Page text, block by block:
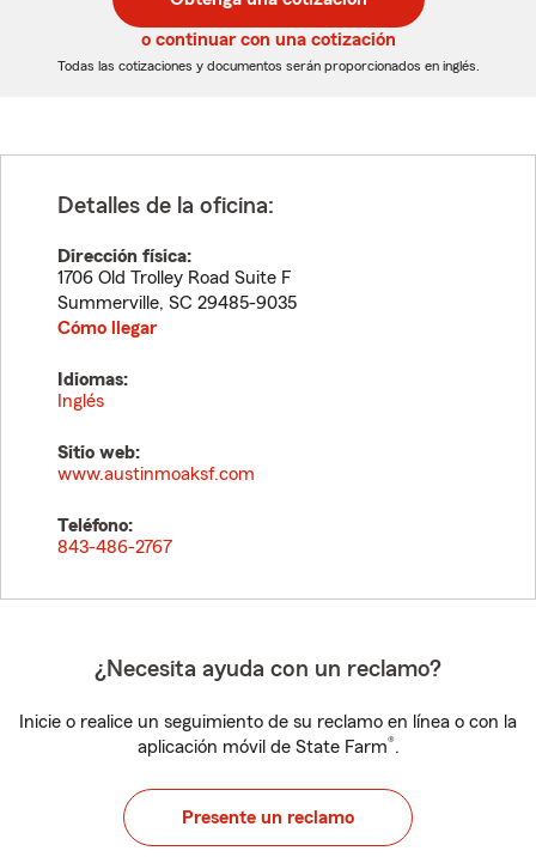
de
5
dígitos
de
5
dígitos
o continuar con una cotización
Todas las cotizaciones y documentos serán proporcionados en inglés.
Detalles de la oficina:
Dirección física:
1706 Old Trolley Road Suite F
Summerville, SC 29485-9035
Cómo llegar
Idiomas:
Inglés
Sitio web:
www.austinmoaksf.com
Teléfono:
843-486-2767
¿Necesita ayuda con un reclamo?
Inicie o realice un seguimiento de su reclamo en línea o con la
aplicación móvil de State Farm®.
Presente un reclamo